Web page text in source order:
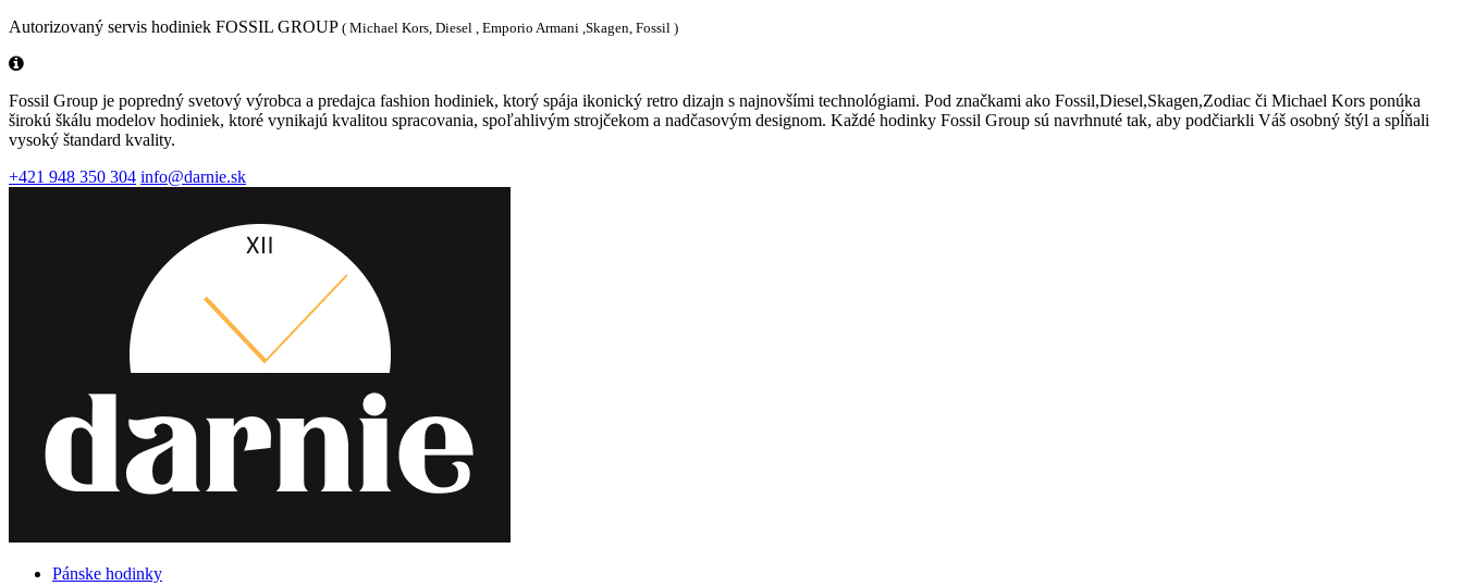
Autorizovaný servis hodiniek FOSSIL GROUP ( Michael Kors, Diesel , Emporio Armani ,Skagen, Fossil )
Fossil Group je popredný svetový výrobca a predajca fashion hodiniek, ktorý spája ikonický retro dizajn s najnovšími technológiami. Pod značkami ako Fossil,Diesel,Skagen,Zodiac či Michael Kors ponúka
širokú škálu modelov hodiniek, ktoré vynikajú kvalitou spracovania, spoľahlivým strojčekom a nadčasovým designom. Každé hodinky Fossil Group sú navrhnuté tak, aby podčiarkli Váš osobný štýl a spĺňali
vysoký štandard kvality.
+421 948 350 304 info@darnie.sk
Pánske hodinky